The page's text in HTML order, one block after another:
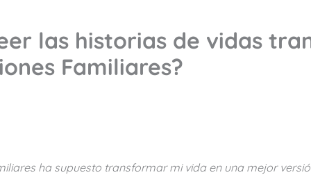
las historias de vidas
Familiares?
ha supuesto transformar mi vida en una mejor